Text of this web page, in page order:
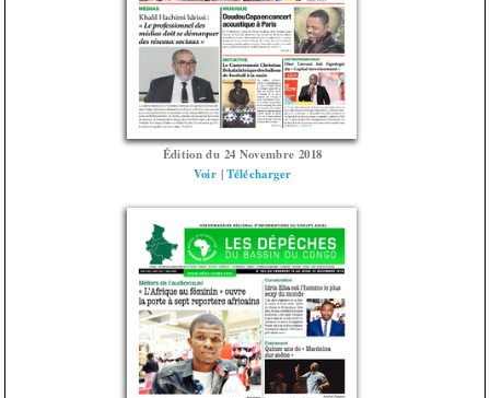
Édition du 24 Novembre 2018
Voir |Télécharger